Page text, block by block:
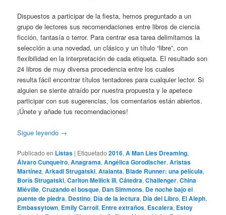
Dispuestos a participar de la fiesta, hemos preguntado a un
grupo de lectores sus recomendaciones entre libros de ciencia
ficción, fantasía o terror. Para centrar esa tarea delimitamos la
selección a una novedad, un clásico y un título “libre”, con
flexibilidad en la interpretación de cada etiqueta. El resultado son
24 libros de muy diversa procedencia entre los cuales
resulta fácil encontrar títulos tentadores para cualquier lector. Si
alguien se siente atraído por nuestra propuesta y le apetece
participar con sus sugerencias, los comentarios están abiertos.
¡Únete y añade tus recomendaciones!
Sigue leyendo →
Publicado en Listas | Etiquetado 2016,A Man Lies Dreaming,
Álvaro Cunqueiro,Anagrama,Angélica Gorodischer,Aristas
Martínez,Arkadi Strugatski,Atalanta, Blade Runner: una película,
Borís Strugatski,Carlton Mellick III,Cátedra,Challenger,China
Miéville,Cruzando el bosque, Dan Simmons, De noche bajo el
puente de piedra, Destino, Día de la lectura, Día del Libro, El Aleph,
Embassytown, Emily Carroll, Entre extraños, Escalera, Estoy